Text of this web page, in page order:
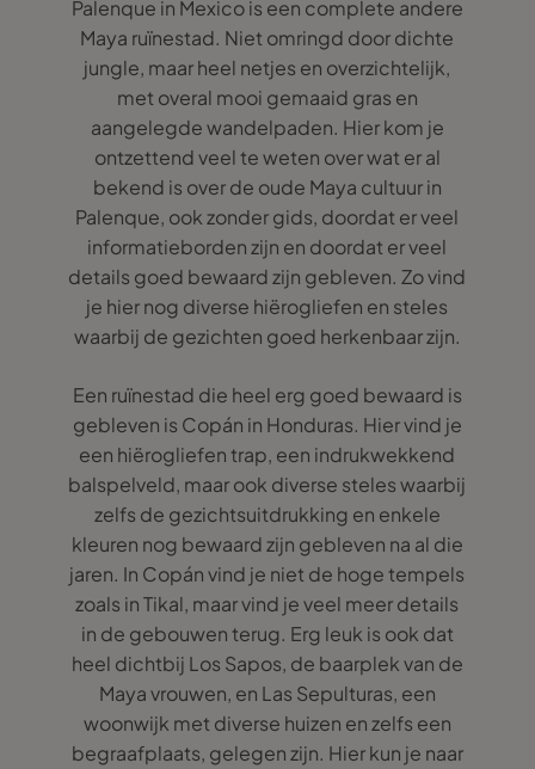
Palenque in Mexico is een complete andere
Maya ruïnestad. Niet omringd door dichte
jungle, maar heel netjes en overzichtelijk,
met overal mooi gemaaid gras en
aangelegde wandelpaden. Hier kom je
ontzettend veel te weten over wat er al
bekend is over de oude Maya cultuur in
Palenque, ook zonder gids, doordat er veel
informatieborden zijn en doordat er veel
details goed bewaard zijn gebleven. Zo vind
je hier nog diverse hiërogliefen en steles
waarbij de gezichten goed herkenbaar zijn.
Een ruïnestad die heel erg goed bewaard is
gebleven is Copán in Honduras. Hier vind je
een hiërogliefen trap, een indrukwekkend
balspelveld, maar ook diverse steles waarbij
zelfs de gezichtsuitdrukking en enkele
kleuren nog bewaard zijn gebleven na al die
jaren. In Copán vind je niet de hoge tempels
zoals in Tikal, maar vind je veel meer details
in de gebouwen terug. Erg leuk is ook dat
heel dichtbij Los Sapos, de baarplek van de
Maya vrouwen, en Las Sepulturas, een
woonwijk met diverse huizen en zelfs een
begraafplaats, gelegen zijn. Hier kun je naar